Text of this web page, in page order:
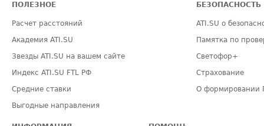
ПОЛЕЗНОЕ
Расчет расстояний
Академия ATI.SU
Звезды ATI.SU на вашем сайте
Индекс ATI.SU FTL РФ
Средние ставки
Выгодные направления
БЕЗОПАСНОСТЬ
ATI.SU о
Памятка по
Светофор+
Страхование
О формировании